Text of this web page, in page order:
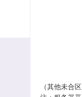
（其他未合